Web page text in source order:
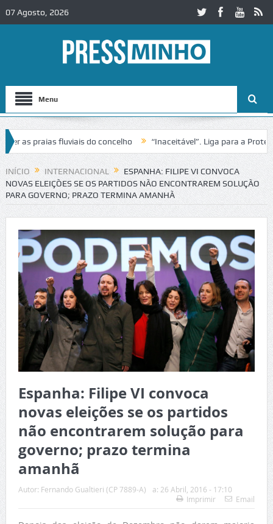
07 Agosto, 2026
Menu
praias fluviais do concelho “Inaceitável”. Liga para a Proteção
de trânsito no IC2 em Alcobaça Igreja do Castelo de
INÍCIO INTERNACIONAL
ESPANHA: FILIPE VI CONVOCA
NOVAS ELEIÇÕES SE OS PARTIDOS NÃO ENCONTRAREM SOLUÇÃO
PARA GOVERNO; PRAZO TERMINA AMANHÃ
Espanha: Filipe VI convoca
novas eleições se os partidos
não encontrarem solução para
governo; prazo termina
amanhã
Autor: Fernando Gualtieri (CP 7889-A) a: 26 Abril, 2016 - 17:10
Imprimir
Email